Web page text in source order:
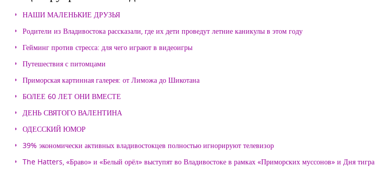
НАШИ МАЛЕНЬКИЕ ДРУЗЬЯ
Родители из Владивостока рассказали, где их дети проведут летние каникулы в этом году
Гейминг против стресса: для чего играют в видеоигры
Путешествия с питомцами
Приморская картинная галерея: от Лиможа до Шикотана
БОЛЕЕ 60 ЛЕТ ОНИ ВМЕСТЕ
ДЕНЬ СВЯТОГО ВАЛЕНТИНА
ОДЕССКИЙ ЮМОР
39% экономически активных владивостокцев полностью игнорируют телевизор
The Hatters, «Браво» и «Белый орёл» выступят во Владивостоке в рамках «Приморских муссонов» и Дня тигра